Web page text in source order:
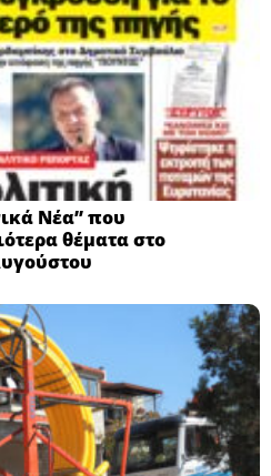
Νέα” που
θέματα στο